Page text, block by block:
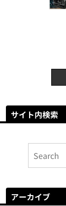
サイト内検索
アーカイブ